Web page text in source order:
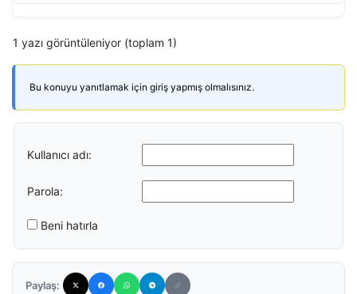
1 yazı görüntüleniyor (toplam 1)
Bu konuyu yanıtlamak için giriş yapmış olmalısınız.
Kullanıcı adı:
Parola:
Beni hatırla
Paylaş: